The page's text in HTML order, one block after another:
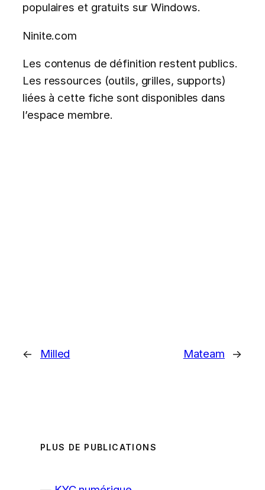
populaires et gratuits sur Windows.
Ninite.com
Les contenus de définition restent publics.
Les ressources (outils, grilles, supports)
liées à cette fiche sont disponibles dans
l’espace membre.
← Milled Mateam →
PLUS DE PUBLICATIONS